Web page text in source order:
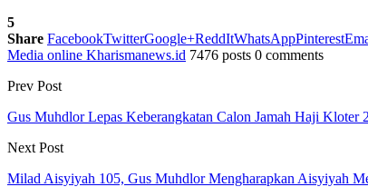
5
Share FacebookTwitterGoogle+ReddItWhatsAppPinterest
Media online Kharismanews.id 7476 posts 0 comments
Prev Post
Gus Muhdlor Lepas Keberangkatan Calon Jamah Haji Kloter
Next Post
Milad Aisyiyah 105, Gus Muhdlor Mengharapkan Aisyiyah